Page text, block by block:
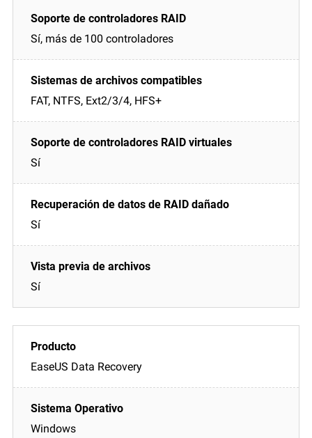
Sí, más de 100 controladores
FAT, NTFS, Ext2/3/4, HFS+
Sí
Sí
Sí
EaseUS Data Recovery
Windows